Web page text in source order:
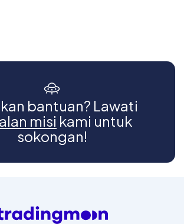
bantuan? Lawati
misi kami untuk
sokongan!